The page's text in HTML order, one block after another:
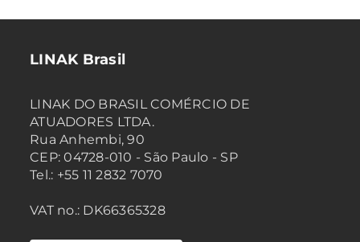
LINAK Brasil
LINAK DO BRASIL COMÉRCIO DE
ATUADORES LTDA.
Rua Anhembi, 90
CEP: 04728-010 - São Paulo - SP
Tel.: +55 11 2832 7070
VAT no.: DK66365328